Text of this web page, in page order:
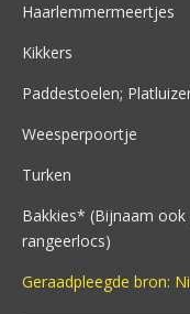
Haarlemmermeertjes
Kikkers
Paddestoelen;
Weesperpoortje
Turken
Bakkies* (Bijnaam
rangeerlocs)
Geraadpleegde bron: